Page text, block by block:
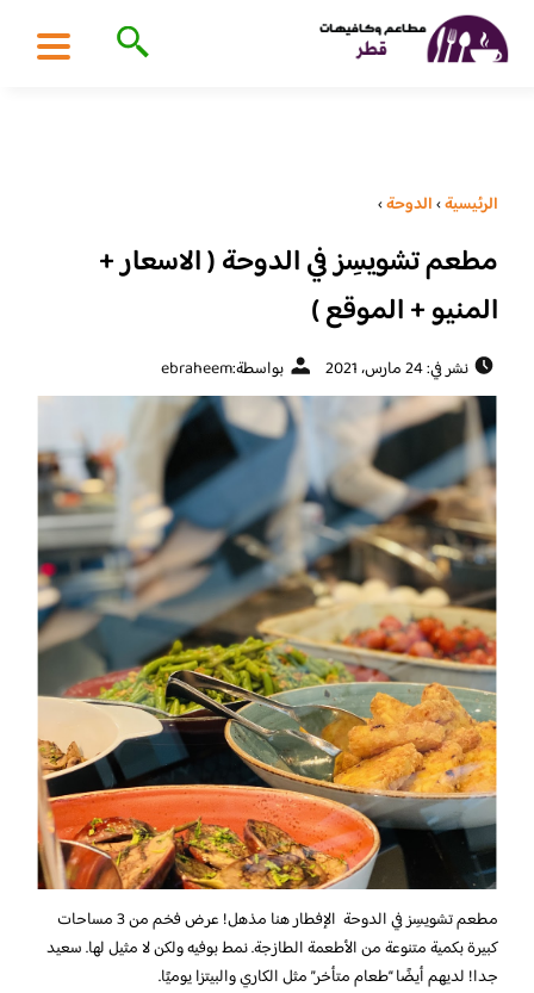
الرئيسية›الدوحة›
مطعم تشويسِز في الدوحة ( الاسعار +
المنيو + الموقع )
نشر في: 24 مارس، 2021 بواسطة:ebraheem
مطعم تشويسِز في الدوحة الإفطار هنا مذهل! عرض فخم من 3 مساحات
كبيرة بكمية متنوعة من الأطعمة الطازجة. نمط بوفيه ولكن لا مثيل لها. سعيد
جدا! لديهم أيضًا “طعام متأخر” مثل الكاري والبيتزا يوميًا.